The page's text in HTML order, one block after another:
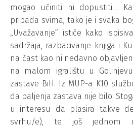
mogao učiniti ni dopustiti…
pripada svima, tako je i svaka
„Uvažavanje“ ističe kako
sadržaja, razbacivanje knjiga i
na čast kao ni nedavno
na malom igralištu u
zastave BiH. Iz MUP-a K10
da paljenja zastava nije bilo.
u interesu da plasira takve
svrhu/e), te još jednom